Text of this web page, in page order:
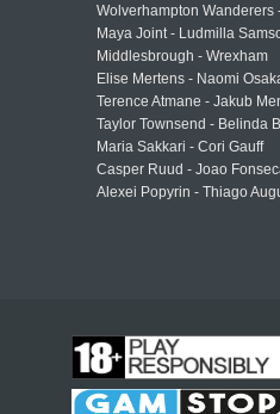
Wolverhampton Wanderers
Maya Joint - Ludmilla
Middlesbrough - Wrexham
Elise Mertens - Naomi
Terence Atmane - Jakub
Taylor Townsend - Belinda
Maria Sakkari - Cori Gauff
Casper Ruud - Joao
Alexei Popyrin - Thiago